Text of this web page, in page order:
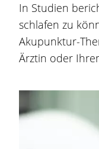
In Studien
schlafen zu
Akupunktur-
Ärztin oder